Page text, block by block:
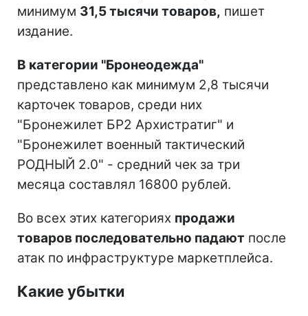
минимум 31,5 тысячи товаров, пишет
издание.
В категории "Бронеодежда"
представлено как минимум 2,8 тысячи
карточек товаров, среди них
"Бронежилет БР2 Архистратиг" и
"Бронежилет военный тактический
РОДНЫЙ 2.0" - средний чек за три
месяца составлял 16800 рублей.
Во всех этих категориях продажи
товаров последовательно падают после
атак по инфраструктуре маркетплейса.
Какие убытки